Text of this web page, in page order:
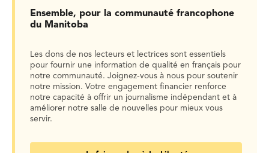
Ensemble, pour la communauté francophone
du Manitoba
Les dons de nos lecteurs et lectrices sont essentiels
pour fournir une information de qualité en français pour
notre communauté. Joignez-vous à nous pour soutenir
notre mission. Votre engagement financier renforce
notre capacité à offrir un journalisme indépendant et à
améliorer notre salle de nouvelles pour mieux vous
servir.